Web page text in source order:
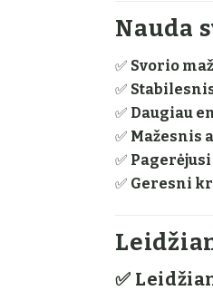
Nauda
✅ Svorio
✅
✅ Daugiau
✅ Mažesnis
✅
✅ Geresni
✅